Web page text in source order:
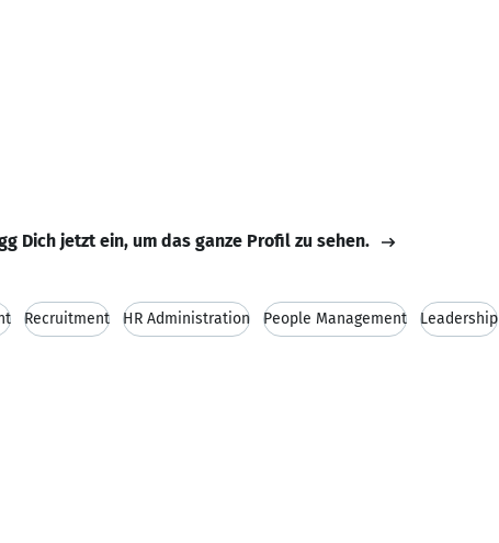
Dich jetzt ein, um das ganze Profil zu sehen.
Recruitment HR Administration People Management Leadership